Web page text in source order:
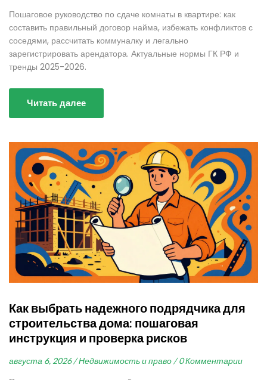
Пошаговое руководство по сдаче комнаты в квартире: как
составить правильный договор найма, избежать конфликтов с
соседями, рассчитать коммуналку и легально
зарегистрировать арендатора. Актуальные нормы ГК РФ и
тренды 2025-2026.
Читать далее
Как выбрать надежного подрядчика для
строительства дома: пошаговая
инструкция и проверка рисков
августа 6, 2026 / Недвижимость и право / 0 Комментарии